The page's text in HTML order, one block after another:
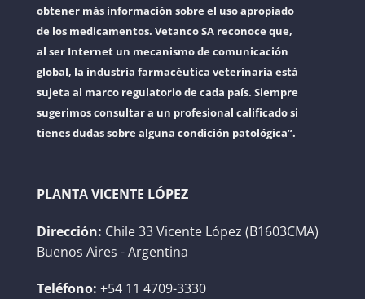
obtener más información sobre el uso apropiado
de los medicamentos. Vetanco SA reconoce que,
al ser Internet un mecanismo de comunicación
global, la industria farmacéutica veterinaria está
sujeta al marco regulatorio de cada país. Siempre
sugerimos consultar a un profesional calificado si
tienes dudas sobre alguna condición patológica”.
PLANTA VICENTE LÓPEZ
Dirección: Chile 33 Vicente López (B1603CMA)
Buenos Aires - Argentina
Teléfono: +54 11 4709-3330